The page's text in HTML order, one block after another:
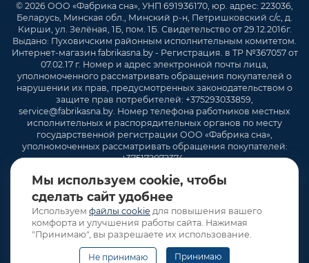
Мы используем cookie, чтобы
сделать сайт удобнее
Используем файлы cookie для повышения вашего
комфорта и улучшения работы сайта. Нажимая
"Принимаю", вы разрешаете их использование.
Не принимаю Принимаю
© 2026 ООО «Фабрика сна», УНП 691936170, юр. адрес: 223036,
Беларусь, Минская обл., Минский р-н, Петришковский с/с, д.
Кирши, ул. Зелёная, 1Б, пом. 1Б. Свидетельство от 29.12.2016г.
Выдано: Пуховичским районным исполнительным комитетом.
Интернет-магазин fabrikasna.by - Регистрация. в ТР №367057 от
07.02.17 г. Номер и адрес электронной почты лица,
уполномоченного рассматривать обращения покупателей о
нарушении их прав, предусмотренных законодательством о
защите прав потребителей: +375293033859,
service@fabrikasna.by. Номер телефона работников местных
исполнительных и распорядительных органов по месту
государственной регистрации ООО «Фабрика сна»,
уполномоченных рассматривать обращения покупателей:
+375172072374 .